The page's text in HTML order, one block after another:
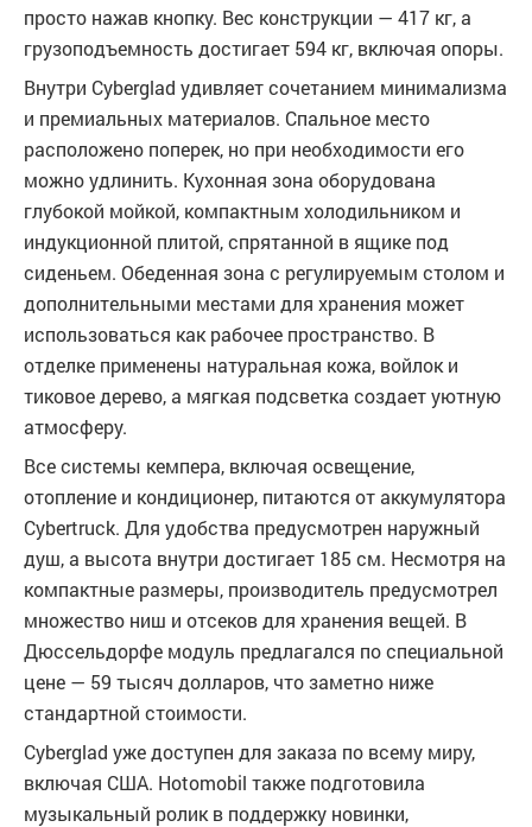
просто нажав кнопку. Вес конструкции — 417 кг, а
грузоподъемность достигает 594 кг, включая опоры.
Внутри Cyberglad удивляет сочетанием минимализма
и премиальных материалов. Спальное место
расположено поперек, но при необходимости его
можно удлинить. Кухонная зона оборудована
глубокой мойкой, компактным холодильником и
индукционной плитой, спрятанной в ящике под
сиденьем. Обеденная зона с регулируемым столом и
дополнительными местами для хранения может
использоваться как рабочее пространство. В
отделке применены натуральная кожа, войлок и
тиковое дерево, а мягкая подсветка создает уютную
атмосферу.
Все системы кемпера, включая освещение,
отопление и кондиционер, питаются от аккумулятора
Cybertruck. Для удобства предусмотрен наружный
душ, а высота внутри достигает 185 см. Несмотря на
компактные размеры, производитель предусмотрел
множество ниш и отсеков для хранения вещей. В
Дюссельдорфе модуль предлагался по специальной
цене — 59 тысяч долларов, что заметно ниже
стандартной стоимости.
Cyberglad уже доступен для заказа по всему миру,
включая США. Hotomobil также подготовила
музыкальный ролик в поддержку новинки,